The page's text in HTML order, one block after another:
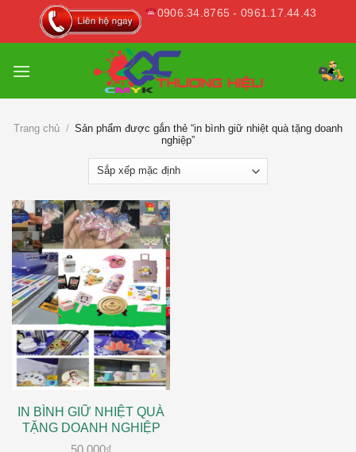
0906.34.8765 - 0961.17.44.43
Trang chủ / Sản phẩm được gắn thẻ “in bình giữ nhiệt quà tặng doanh
nghiệp”
IN BÌNH GIỮ NHIỆT QUÀ
TẶNG DOANH NGHIỆP
50,000₫